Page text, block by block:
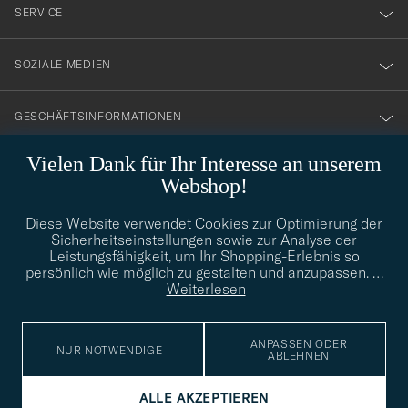
Vielen Dank für Ihr Interesse an unserem
Webshop!
Diese Website verwendet Cookies zur Optimierung der
Sicherheitseinstellungen sowie zur Analyse der
Leistungsfähigkeit, um Ihr Shopping-Erlebnis so
persönlich wie möglich zu gestalten und anzupassen. …
Weiterlesen
NUR NOTWENDIGE
ANPASSEN ODER
ABLEHNEN
ALLE AKZEPTIEREN
SERVICE
SOZIALE MEDIEN
GESCHÄFTSINFORMATIONEN
info@careofcarl.de
Benötigen Sie Hilfe bei der Suche nach Ihrem persönlichen Stil?
Wenden Sie sich an uns, wir helfen Ihnen gerne weiter!
STILBERATUNG